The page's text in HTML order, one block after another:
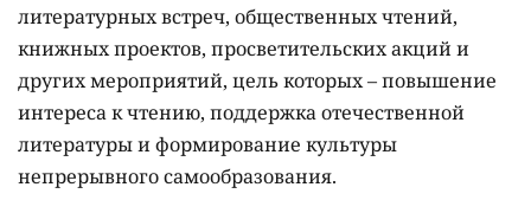
литературных встреч, общественных чтений,
книжных проектов, просветительских акций и
других мероприятий, цель которых –повышение
интереса к чтению, поддержка отечественной
литературы и формирование культуры
непрерывного самообразования.